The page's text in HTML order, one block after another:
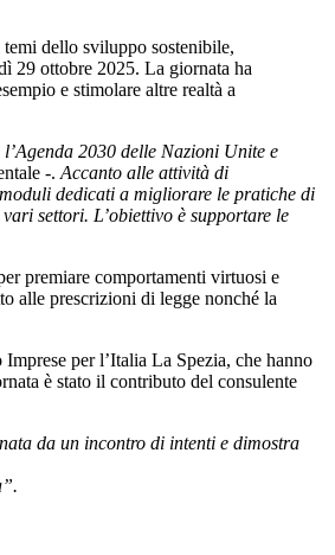
dello sviluppo sostenibile,
29 ottobre 2025. La giornata ha
e stimolare altre realtà a
2030 delle Nazioni Unite e
-. Accanto alle attività di
dedicati a migliorare le pratiche di
settori. L’obiettivo è supportare le
premiare comportamenti virtuosi e
alle prescrizioni di legge nonché la
per l’Italia La Spezia, che hanno
è stato il contributo del consulente
da un incontro di intenti e dimostra